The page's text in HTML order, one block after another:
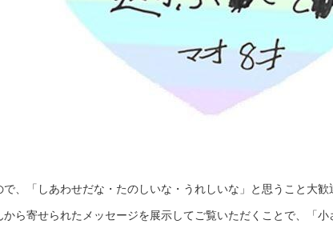
、「しあわせだな・たのしいな・うれしいな」と思うこと大歓
ら寄せられたメッセージを展示してご覧いただくことで、「